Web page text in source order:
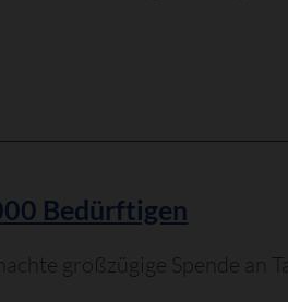
Bedürftigen
großzügige Spende an